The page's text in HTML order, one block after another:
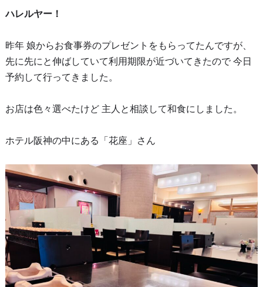
ハレルヤー！
昨年 娘からお食事券のプレゼントをもらってたんですが、
先に先にと伸ばしていて利用期限が近づいてきたので 今日
予約して行ってきました。
お店は色々選べたけど 主人と相談して和食にしました。
ホテル阪神の中にある「花座」さん